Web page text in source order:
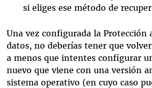
si eliges ese método de
Una vez configurada la Protección
datos, no deberías tener que
a menos que intentes configurar
nuevo que viene con una versión
sistema operativo (en cuyo caso